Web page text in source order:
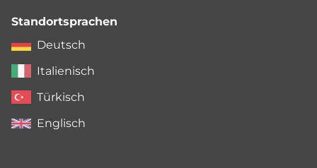
Standortsprachen
Deutsch
Italienisch
Türkisch
Englisch